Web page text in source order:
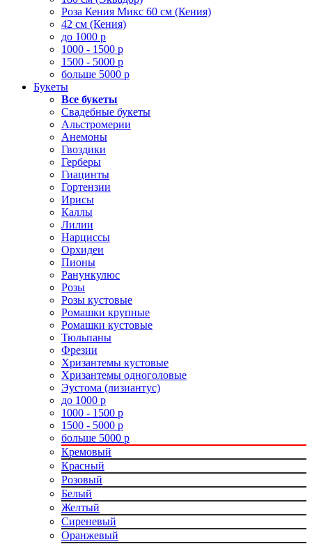
Роза Кения Микс 60 см (Кения)
42 см (Кения)
до 1000 р
1000 - 1500 р
1500 - 5000 р
больше 5000 р
Букеты
Все букеты
Свадебные букеты
Альстромерии
Анемоны
Гвоздики
Герберы
Гиацинты
Гортензии
Ирисы
Каллы
Лилии
Нарциссы
Орхидеи
Пионы
Ранункулюс
Розы
Розы кустовые
Ромашки крупные
Ромашки кустовые
Тюльпаны
Фрезии
Хризантемы кустовые
Хризантемы одноголовые
Эустома (лизиантус)
до 1000 р
1000 - 1500 р
1500 - 5000 р
больше 5000 р
Кремовый
Красный
Розовый
Белый
Желтый
Сиреневый
Оранжевый